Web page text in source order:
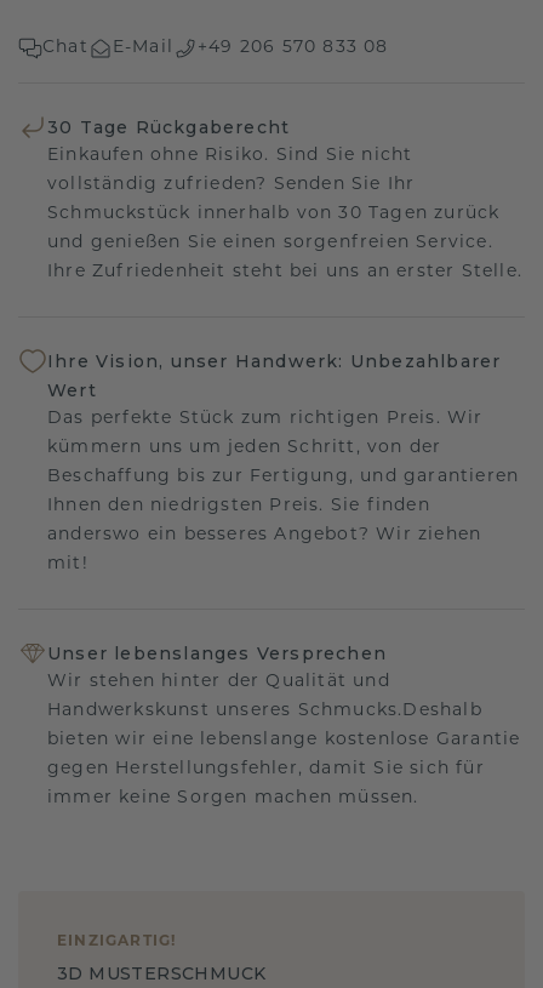
Chat E-Mail +49 206 570 833 08
30 Tage Rückgaberecht
Einkaufen ohne Risiko. Sind Sie nicht
vollständig zufrieden? Senden Sie Ihr
Schmuckstück innerhalb von 30 Tagen zurück
und genießen Sie einen sorgenfreien Service.
Ihre Zufriedenheit steht bei uns an erster Stelle.
Ihre Vision, unser Handwerk: Unbezahlbarer
Wert
Das perfekte Stück zum richtigen Preis. Wir
kümmern uns um jeden Schritt, von der
Beschaffung bis zur Fertigung, und garantieren
Ihnen den niedrigsten Preis. Sie finden
anderswo ein besseres Angebot? Wir ziehen
mit!
Unser lebenslanges Versprechen
Wir stehen hinter der Qualität und
Handwerkskunst unseres Schmucks.Deshalb
bieten wir eine lebenslange kostenlose Garantie
gegen Herstellungsfehler, damit Sie sich für
immer keine Sorgen machen müssen.
EINZIGARTIG !
3D MUSTERSCHMUCK